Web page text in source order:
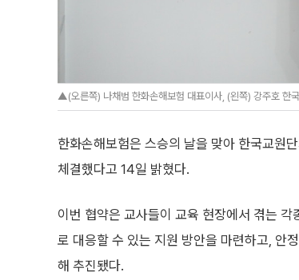
▲(오른쪽) 나채범 한화손해보험 대표이사, (왼쪽) 강주호 한
한화손해보험은 스승의 날을 맞아 한국교원
체결했다고 14일 밝혔다.
이번 협약은 교사들이 교육 현장에서 겪는
로 대응할 수 있는 지원 방안을 마련하고, 안
해 추진됐다.